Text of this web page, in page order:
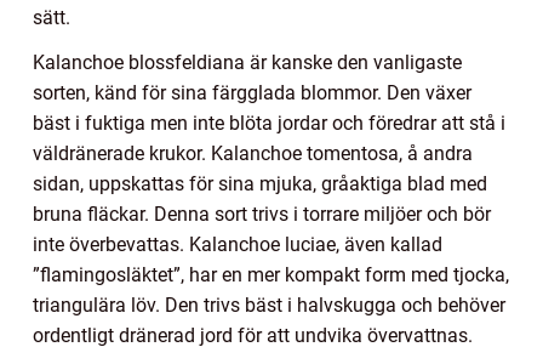
sätt.
Kalanchoe blossfeldiana är kanske den vanligaste
sorten, känd för sina färgglada blommor. Den växer
bäst i fuktiga men inte blöta jordar och föredrar att stå i
väldränerade krukor. Kalanchoe tomentosa, å andra
sidan, uppskattas för sina mjuka, gråaktiga blad med
bruna fläckar. Denna sort trivs i torrare miljöer och bör
inte överbevattas. Kalanchoe luciae, även kallad
”flamingosläktet”, har en mer kompakt form med tjocka,
triangulära löv. Den trivs bäst i halvskugga och behöver
ordentligt dränerad jord för att undvika övervattnas.